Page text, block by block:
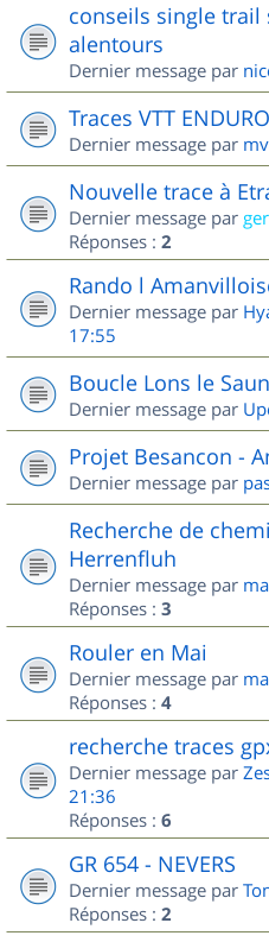
conseils single trail
alentours
Dernier message par
Traces VTT
Dernier message par
Nouvelle trace à
Dernier message par
Réponses : 2
Rando l
Dernier message par
17:55
Boucle Lons le
Dernier message par
Projet Besancon -
Dernier message par
Recherche de
Herrenfluh
Dernier message par
Réponses : 3
Rouler en Mai
Dernier message par
Réponses : 4
recherche traces
Dernier message par
21:36
Réponses : 6
GR 654 - NEVERS
Dernier message par
Réponses : 2